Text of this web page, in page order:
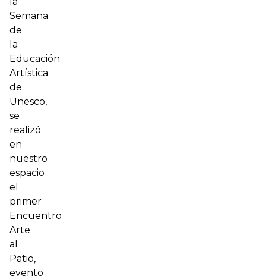
Semana
de
la
Educación
Artística
de
Unesco,
se
realizó
en
nuestro
espacio
el
primer
Encuentro
Arte
al
Patio,
evento